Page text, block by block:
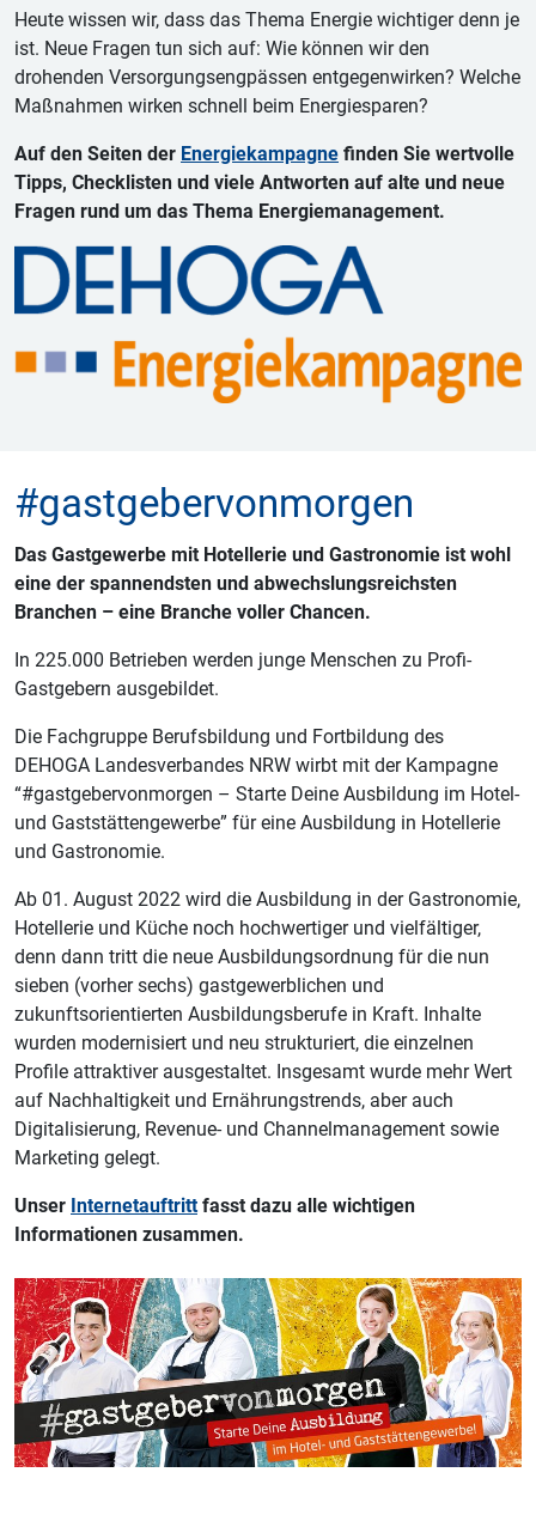
Heute wissen wir, dass das Thema Energie wichtiger denn je
ist. Neue Fragen tun sich auf: Wie können wir den
drohenden Versorgungsengpässen entgegenwirken? Welche
Maßnahmen wirken schnell beim Energiesparen?
Auf den Seiten der Energiekampagne finden Sie wertvolle
Tipps, Checklisten und viele Antworten auf alte und neue
Fragen rund um das Thema Energiemanagement.
#gastgebervonmorgen
Das Gastgewerbe mit Hotellerie und Gastronomie ist wohl
eine der spannendsten und abwechslungsreichsten
Branchen – eine Branche voller Chancen.
In 225.000 Betrieben werden junge Menschen zu Profi-
Gastgebern ausgebildet.
Die Fachgruppe Berufsbildung und Fortbildung des
DEHOGA Landesverbandes NRW wirbt mit der Kampagne
“#gastgebervonmorgen – Starte Deine Ausbildung im Hotel-
und Gaststättengewerbe” für eine Ausbildung in Hotellerie
und Gastronomie.
Ab 01. August 2022 wird die Ausbildung in der Gastronomie,
Hotellerie und Küche noch hochwertiger und vielfältiger,
denn dann tritt die neue Ausbildungsordnung für die nun
sieben (vorher sechs) gastgewerblichen und
zukunftsorientierten Ausbildungsberufe in Kraft. Inhalte
wurden modernisiert und neu strukturiert, die einzelnen
Profile attraktiver ausgestaltet. Insgesamt wurde mehr Wert
auf Nachhaltigkeit und Ernährungstrends, aber auch
Digitalisierung, Revenue- und Channelmanagement sowie
Marketing gelegt.
Unser Internetauftrittfasst dazu alle wichtigen
Informationen zusammen.